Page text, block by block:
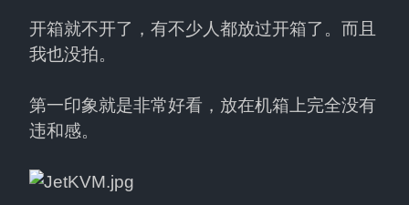
开箱就不开了，有不少人都放过开箱了。而且
我也没拍。
第一印象就是非常好看，放在机箱上完全没有
违和感。